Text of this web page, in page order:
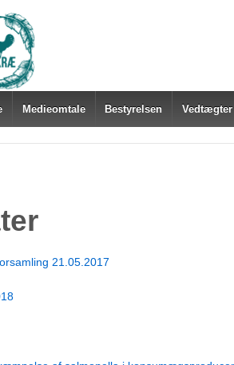
Medieomtale Bestyrelsen Vedtægter
21.05.2017